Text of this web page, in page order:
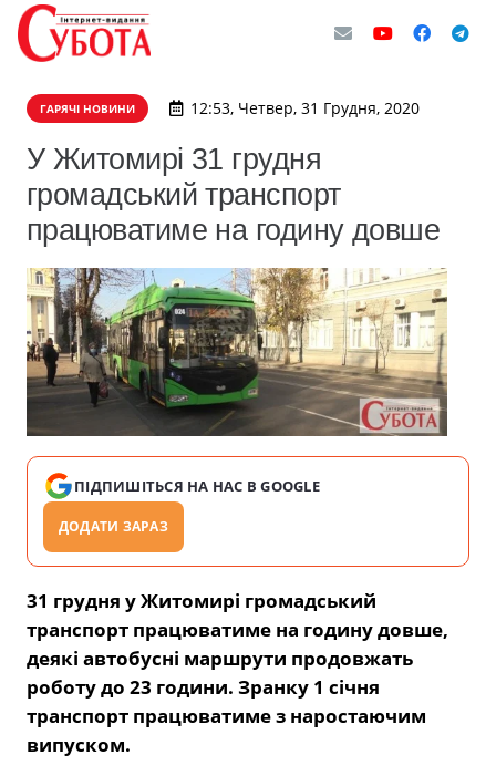
ГАРЯЧІ НОВИНИ 12:53, Четвер, 31 Грудня, 2020
У Житомирі 31 грудня
громадський транспорт
працюватиме на годину довше
ПІДПИШІТЬСЯ НА НАС В GOOGLE
ДОДАТИ ЗАРАЗ
31 грудня у Житомирі громадський
транспорт працюватиме на годину довше,
деякі автобусні маршрути продовжать
роботу до 23 години. Зранку 1 січня
транспорт працюватиме з наростаючим
випуском.